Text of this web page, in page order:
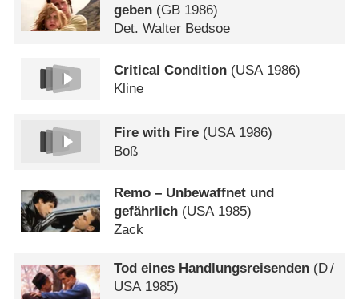
geben (GB 1986)
Det. Walter Bedsoe
Critical Condition (USA 1986)
Kline
Fire with Fire (USA 1986)
Boß
Remo – Unbewaffnet und
gefährlich (USA 1985)
Zack
Tod eines Handlungsreisenden (D/
USA1985)